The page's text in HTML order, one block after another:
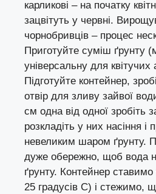
карликові – на початку
зацвітуть у червні.
чорнобривців – процес
Приготуйте суміш ґрунту
універсальну для
Підготуйте контейнер,
отвір для зливу зайвої
см одна від одної зробіть
розкладіть у них насіння і
невеликим шаром ґрунту.
дуже обережно, щоб вода
ґрунту. Контейнер
25 градусів С) і стежимо,